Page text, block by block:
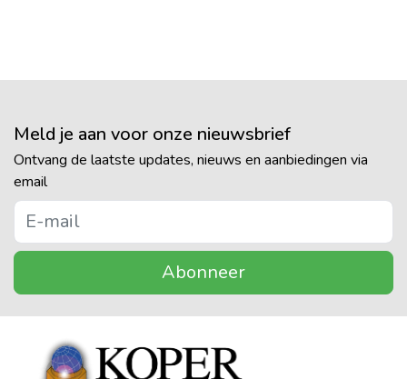
Meld je aan voor onze nieuwsbrief
Ontvang de laatste updates, nieuws en aanbiedingen via
email
Abonneer